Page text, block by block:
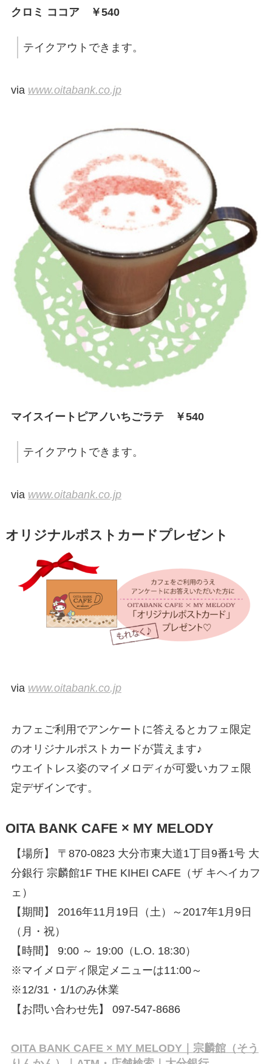
クロミ ココア ￥540
テイクアウトできます。
via www.oitabank.co.jp
マイスイートピアノいちごラテ ￥540
テイクアウトできます。
via www.oitabank.co.jp
オリジナルポストカードプレゼント
via www.oitabank.co.jp
カフェご利用でアンケートに答えるとカフェ限定
のオリジナルポストカードが貰えます♪
ウエイトレス姿のマイメロディが可愛いカフェ限
定デザインです。
OITA BANK CAFE × MY MELODY
【場所】 〒870-0823 大分市東大道1丁目9番1号 大
分銀行 宗麟館1F THE KIHEI CAFE（ザ キヘイカフ
ェ）
【期間】 2016年11月19日（土）～2017年1月9日
（月・祝）
【時間】 9:00 ～ 19:00（L.O. 18:30）
※マイメロディ限定メニューは11:00～
※12/31・1/1のみ休業
【お問い合わせ先】 097-547-8686
OITA BANK CAFE × MY MELODY｜宗麟館（そう